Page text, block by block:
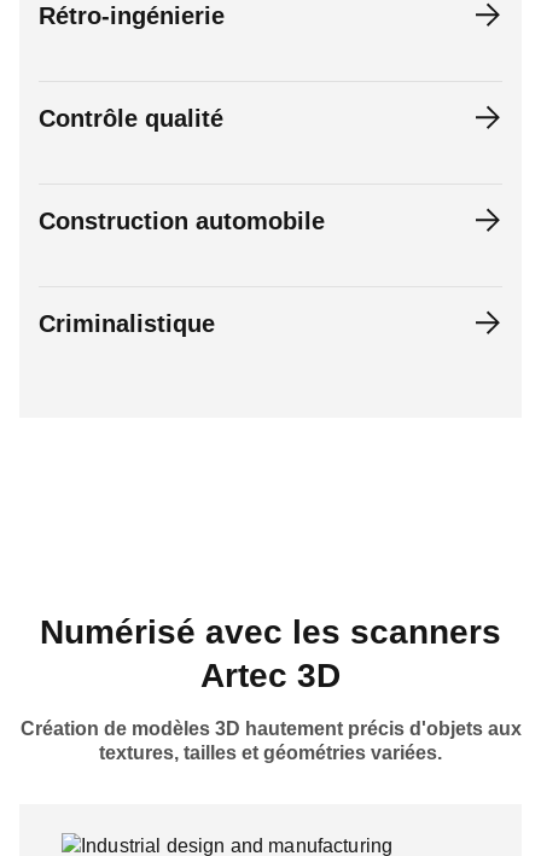
Rétro-ingénierie
Contrôle qualité
Construction automobile
Criminalistique
Numérisé avec les scanners
Artec 3D
Création de modèles 3D hautement précis d'objets aux
textures, tailles et géométries variées.